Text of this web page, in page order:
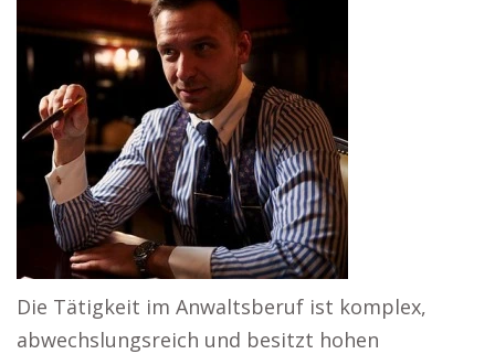
Die Tätigkeit im Anwaltsberuf ist komplex,
abwechslungsreich und besitzt hohen